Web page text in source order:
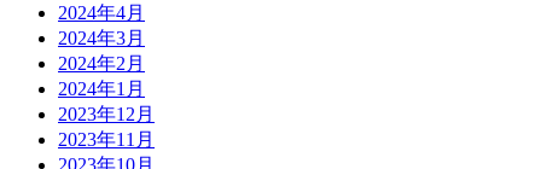
2024年4月
2024年3月
2024年2月
2024年1月
2023年12月
2023年11月